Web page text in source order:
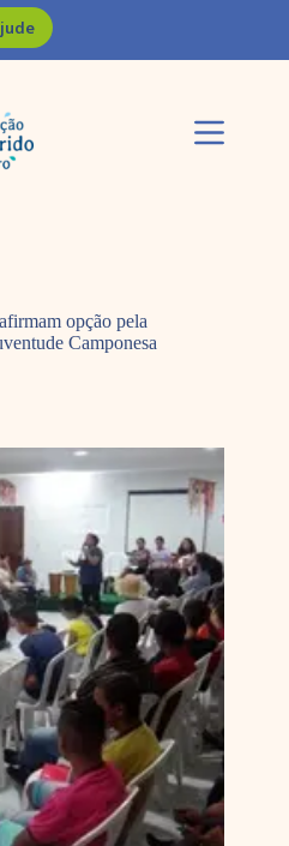
opção pela
Camponesa